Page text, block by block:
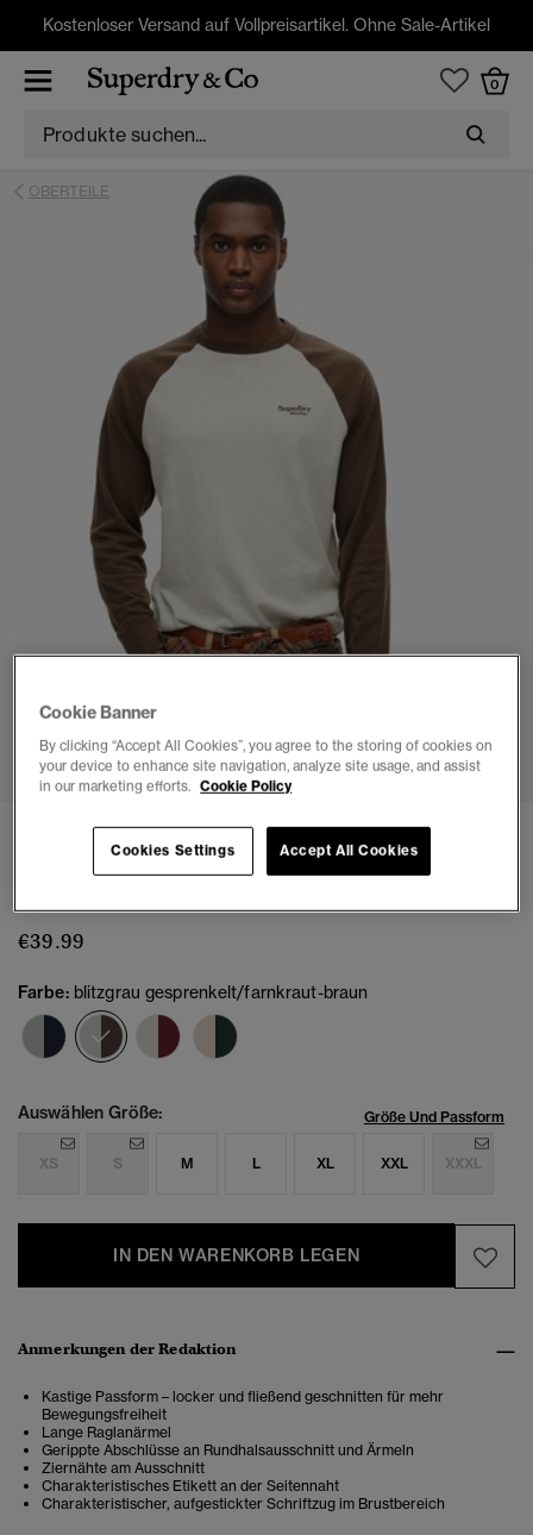
Kostenloser Versand auf Vollpreisartikel. Ohne Sale-Artikel
0
OBERTEILE
3 5 6
Essential Baseball-Oberteil mit langen Ärmeln
und Logo
€39.99
Farbe: blitzgrau gesprenkelt/farnkraut-braun
Ausgewählt
Auswählen Größe: Größe Und Passform
XS S M L XL XXL XXXL
IN DEN WARENKORB LEGEN
Anmerkungen der Redaktion
Kastige Passform – locker und fließend geschnitten für mehr
Bewegungsfreiheit
Lange Raglanärmel
Gerippte Abschlüsse an Rundhalsausschnitt und Ärmeln
Ziernähte am Ausschnitt
Charakteristisches Etikett an der Seitennaht
Charakteristischer, aufgestickter Schriftzug im Brustbereich
Cookie Banner
By clicking “Accept All Cookies”, you agree to the storing of cookies on
your device to enhance site navigation, analyze site usage, and assist
in our marketing efforts. Cookie Policy
Accept All Cookies
Cookies Settings